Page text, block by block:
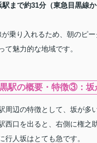
駅まで約31分（東急目黒線
が乗り入れるため、朝のピ
て魅力的な地域です。
駅の概要・特徴③：坂
周辺の特徴として、坂が多
西口を出ると、右側に権之
行人坂はとても急です。